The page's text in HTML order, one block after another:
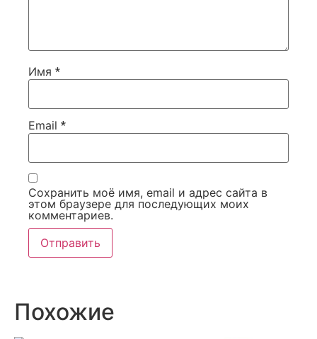
Имя *
Email *
Сохранить моё имя, email и адрес сайта в
этом браузере для последующих моих
комментариев.
Похожие